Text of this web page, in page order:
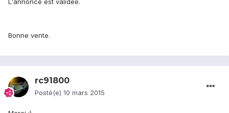
L'annonce est validée.
Bonne vente.
rc91800
Posté(e) 10 mars 2015